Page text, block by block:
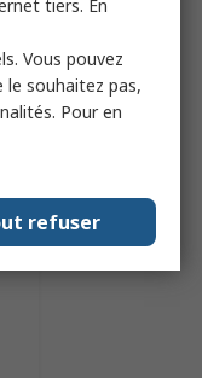
tiers. En
Vous pouvez
le souhaitez pas,
Pour en
refuser